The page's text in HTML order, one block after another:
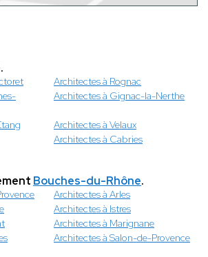
Architectes à Rognac
Architectes à Gignac-la-Nerthe
Architectes à Velaux
Architectes à Cabries
Bouches-du-Rhône.
Architectes à Arles
Architectes à Istres
Architectes à Marignane
Architectes à Salon-de-Provence